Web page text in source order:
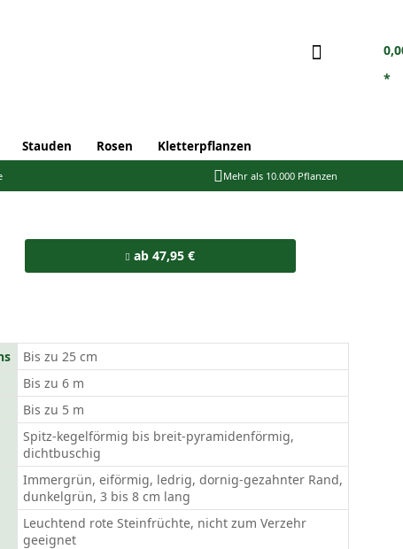
*
Stauden Rosen Kletterpflanzen
Mehr als 10.000 Pflanzen
ab 47,95 €
Bis zu 25 cm
Bis zu 6 m
Bis zu 5 m
Spitz-kegelförmig bis breit-pyramidenförmig,
dichtbuschig
Immergrün, eiförmig, ledrig, dornig-gezahnter Rand,
dunkelgrün, 3 bis 8 cm lang
Leuchtend rote Steinfrüchte, nicht zum Verzehr
geeignet